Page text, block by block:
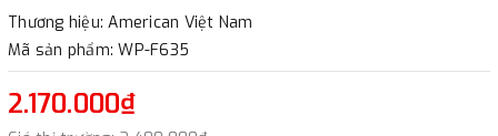
Thương hiệu: American Việt Nam
Mã sản phẩm: WP-F635
2.170.000₫